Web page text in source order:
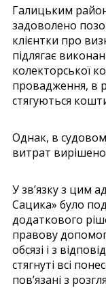
Галицьким
задоволено
клієнтки про
підлягає
колекторської
провадження, в
стягуються
Однак, в
витрат
У зв’язку з цим
Сацика» було
додаткового
правову
обсязі і з
стягнуті всі
пов’язані з